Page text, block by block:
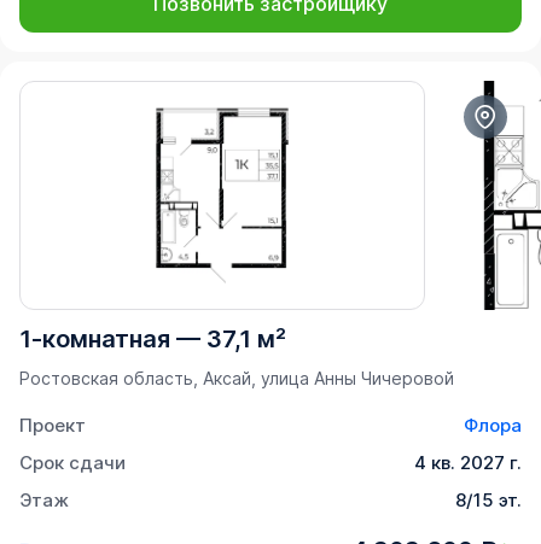
1-комнатная — 37,1 м²
Ростовская область, Аксай, улица Анны Чичеровой
Проект
Флора
Срок сдачи
4 кв. 2027 г.
Этаж
8/15 эт.